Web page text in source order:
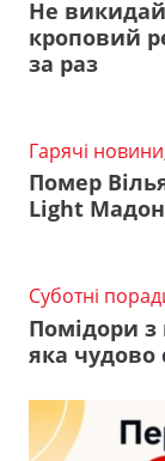
Не
кроповий
за раз
Гарячі новини
Помер
Light
Суботні
Помідори з
яка чудово